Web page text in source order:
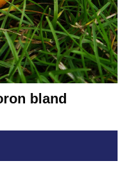
bland